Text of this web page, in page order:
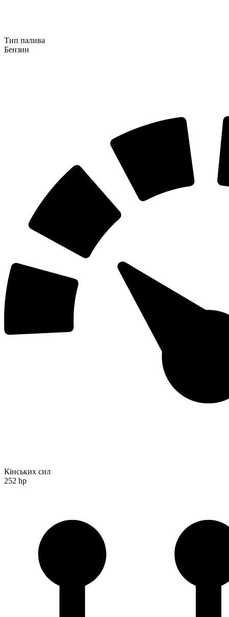
Тип палива
Бензин
Кінських сил
252 hp